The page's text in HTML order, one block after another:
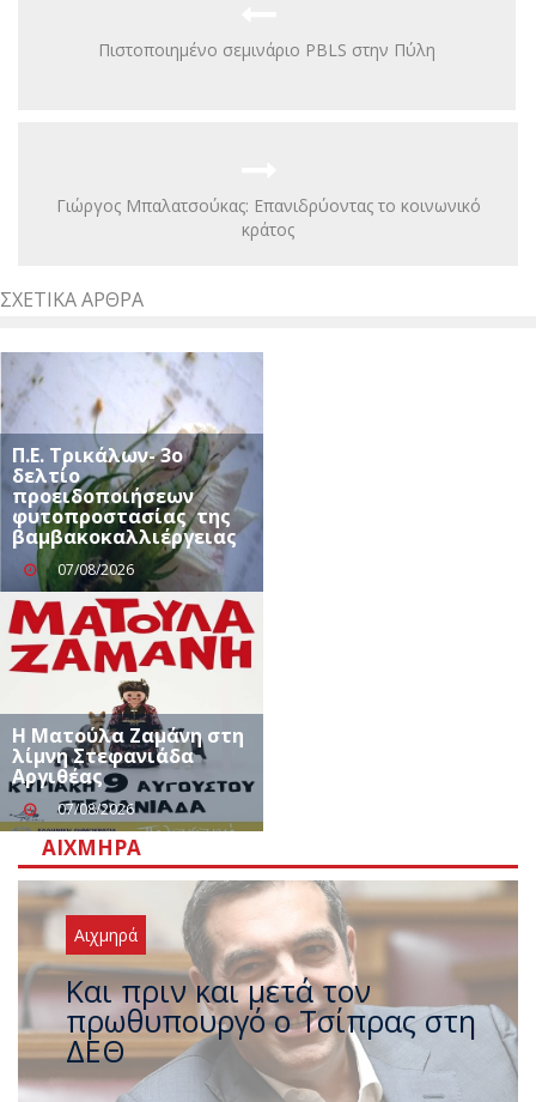
Πιστοποιημένο σεμινάριο PBLS στην Πύλη
Γιώργος Μπαλατσούκας: Επανιδρύοντας το κοινωνικό
κράτος
ΣΧΕΤΙΚΆ ΆΡΘΡΑ
Π.Ε. Τρικάλων- 3ο
δελτίο
προειδοποιήσεων
φυτοπροστασίας της
βαμβακοκαλλιέργειας
07/08/2026
Η Ματούλα Ζαμάνη στη
λίμνη Στεφανιάδα
Αργιθέας
07/08/2026
ΑΙΧΜΗΡΆ
Αιχμηρά
Έρχεται νέο ισχυρό κύμα
ζέστης με 40 βαθμούς Κελσίου
– Ο καιρός έως τον
Δεκαπενταύγουστο